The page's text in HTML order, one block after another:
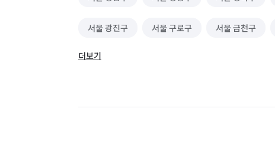
서울 광진구 서울 구로구 서울 금천구
서울 동대문구
더보기